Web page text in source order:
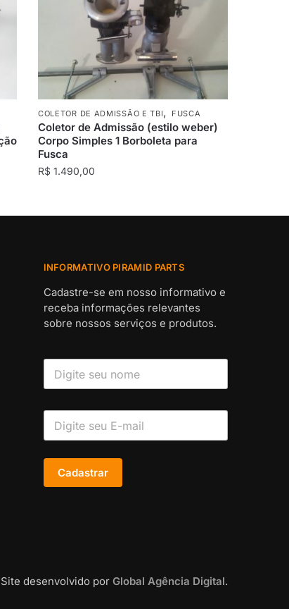
COLETOR DE ADMISSÃO E TBI, FUSCA
Coletor de Admissão (estilo weber)
Corpo Simples 1 Borboleta para
Fusca
R$1.490,00
INFORMATIVO PIRAMID PARTS
Cadastre-se em nosso informativo e
receba informações relevantes
sobre nossos serviços e produtos.
Cadastrar
Site desenvolvido por Global Agência Digital.